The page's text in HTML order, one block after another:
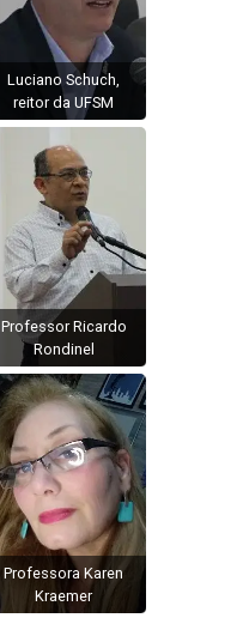
Luciano Schuch,
reitor da UFSM
Professor Ricardo
Rondinel
Professora Karen
Kraemer